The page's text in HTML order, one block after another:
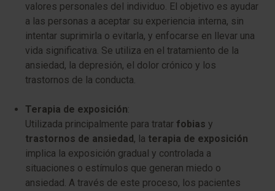
valores personales del individuo. El objetivo es ayudar
a las personas a aceptar su experiencia interna, sin
intentar suprimirla o evitarla, y enfocarse en llevar una
vida significativa. Se utiliza en el tratamiento de la
ansiedad, la depresión, el dolor crónico y los
trastornos de la conducta.
Terapia de exposición:
Utilizada principalmente para tratar fobias y
trastornos de ansiedad, la terapia de exposición
implica la exposición gradual y controlada a
situaciones o estímulos que generan miedo o
ansiedad. A través de este proceso, los pacientes